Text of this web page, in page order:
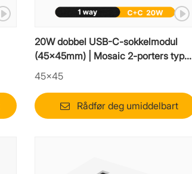
20W dobbel USB-C-sokkelmodul
(45x45mm) | Mosaic 2-porters type-
C-innsats
45×45
Rådfør deg umiddelbart